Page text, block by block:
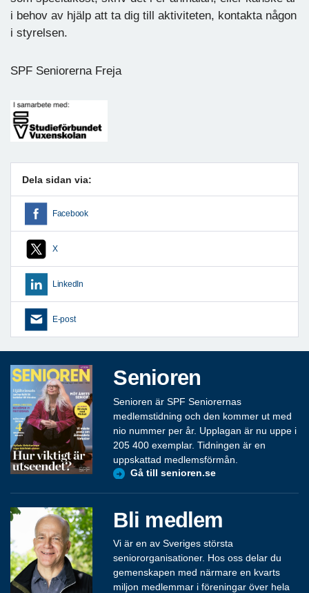
i behov av hjälp att ta dig till aktiviteten, kontakta någon
i styrelsen.
SPF Seniorerna Freja
Dela sidan via:
Facebook
X
LinkedIn
E-post
Senioren
Senioren är SPF Seniorernas
medlemstidning och den kommer ut med
nio nummer per år. Upplagan är nu uppe i
205 400 exemplar. Tidningen är en
uppskattad medlemsförmån.
Gå till senioren.se
Bli medlem
Vi är en av Sveriges största
seniororganisationer. Hos oss delar du
gemenskapen med närmare en kvarts
miljon medlemmar i föreningar över hela